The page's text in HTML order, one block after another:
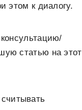
этом к диалогу.
статью на этот